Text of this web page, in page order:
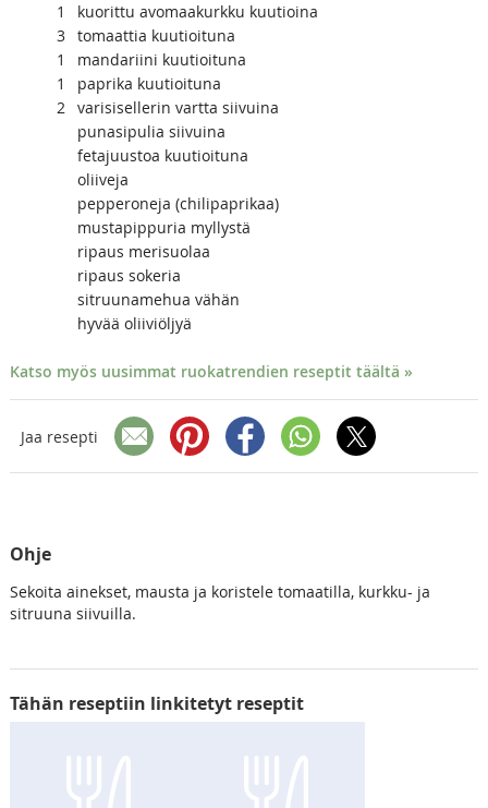
1
kuorittu avomaakurkku kuutioina
3 tomaattia kuutioituna
1
mandariini kuutioituna
1
paprika kuutioituna
2 varisisellerin vartta siivuina
punasipulia siivuina
fetajuustoa kuutioituna
oliiveja
pepperoneja (chilipaprikaa)
mustapippuria myllystä
ripaus merisuolaa
ripaus sokeria
sitruunamehua vähän
hyvää oliiviöljyä
Katso myös uusimmat ruokatrendien reseptit täältä »
Jaa resepti
Ohje
Sekoita ainekset, mausta ja koristele tomaatilla, kurkku- ja
sitruuna siivuilla.
Tähän reseptiin linkitetyt reseptit